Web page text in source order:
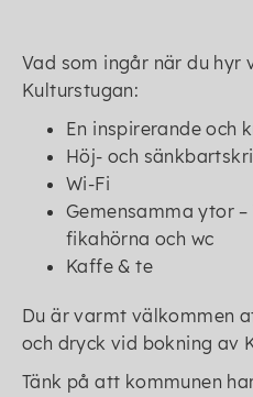
Vad som ingår när du
Kulturstugan:
En inspirerande och
Höj- och
Wi-Fi
Gemensamma ytor
fikahörna och wc
Kaffe & te
Du är varmt välkommen
och dryck vid bokning av
Tänk på att kommunen